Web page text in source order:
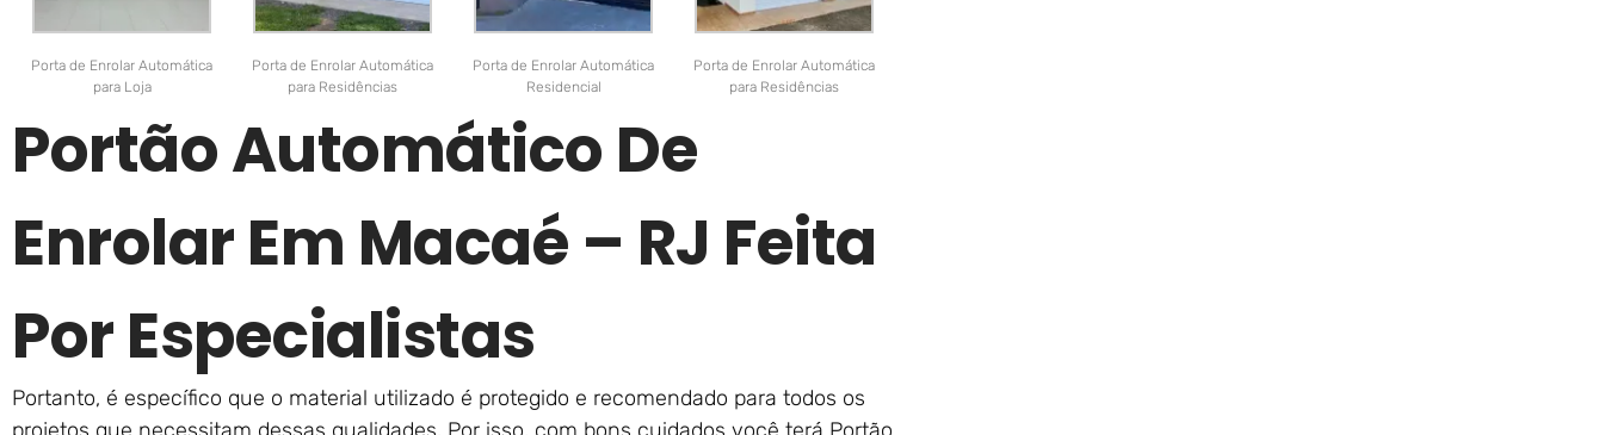
Porta de Enrolar Automática
para Loja
Porta de Enrolar Automática
para Residências
Porta de Enrolar Automática
Residencial
Porta de Enrolar Automática
para Residências
Portão Automático De
Enrolar Em Macaé – RJ Feita
Por Especialistas
Portanto, é específico que o material utilizado é protegido e recomendado para todos os